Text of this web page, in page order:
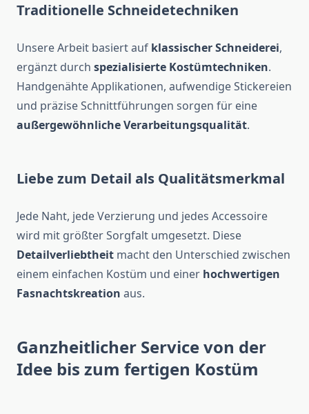
Traditionelle Schneidetechniken
Unsere Arbeit basiert auf klassischer Schneiderei,
ergänzt durch spezialisierte Kostümtechniken.
Handgenähte Applikationen, aufwendige Stickereien
und präzise Schnittführungen sorgen für eine
außergewöhnliche Verarbeitungsqualität.
Liebe zum Detail als Qualitätsmerkmal
Jede Naht, jede Verzierung und jedes Accessoire
wird mit größter Sorgfalt umgesetzt. Diese
Detailverliebtheit macht den Unterschied zwischen
einem einfachen Kostüm und einer hochwertigen
Fasnachtskreation aus.
Ganzheitlicher Service von der
Idee bis zum fertigen Kostüm